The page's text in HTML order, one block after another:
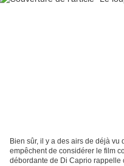
Bien sûr, il y a des airs de déjà vu
empêchent de considérer le film
débordante de Di Caprio rappelle